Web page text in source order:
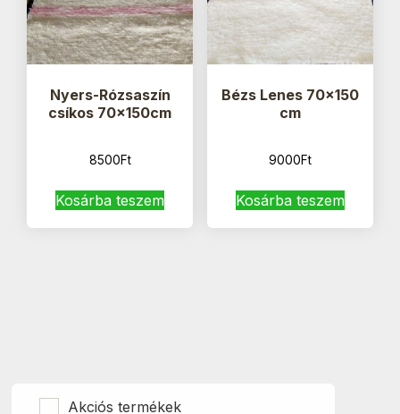
Nyers-Rózsaszín
csíkos 70x150cm
8500Ft
Kosárba teszem
Bézs Lenes 70×150
cm
9000Ft
Kosárba teszem
Akciós termékek